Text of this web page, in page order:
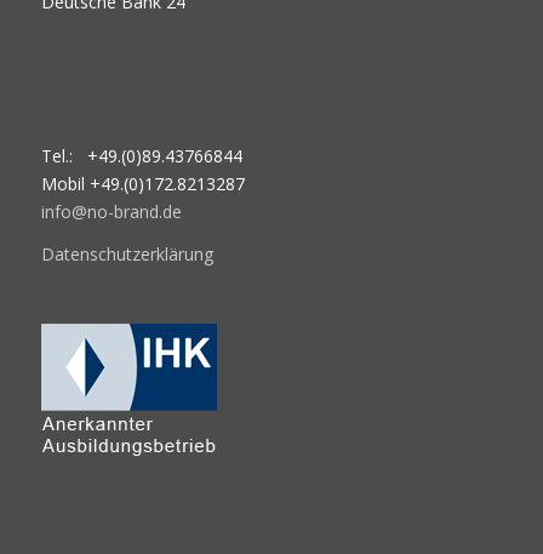
Tel.: +49.(0)89.43766844
Mobil +49.(0)172.8213287
info@no-brand.de
Datenschutzerklärung